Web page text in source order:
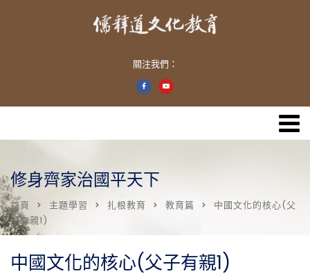
關注我們：
修身齊家治國平天下
首頁 主題學習 扎根教育 教育篇
中國文化的核心(父
子有親1)
中國文化的核心(父子有親1)